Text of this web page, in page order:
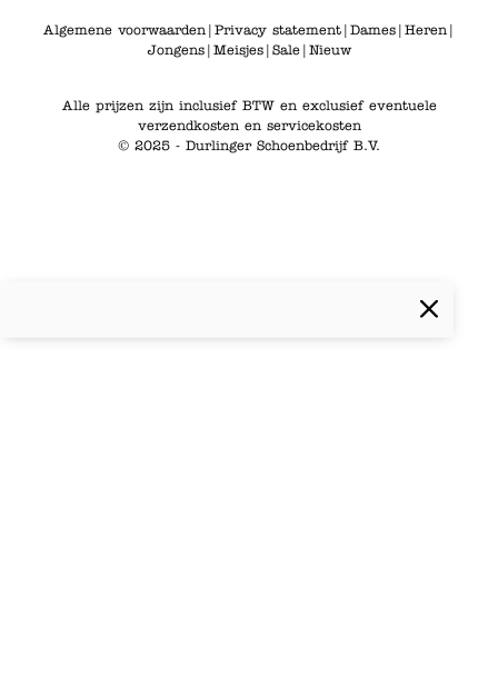
Algemene voorwaarden| Privacy statement| Dames| Heren|
Jongens| Meisjes| Sale| Nieuw
Alle prijzen zijn inclusief BTW en exclusief eventuele
verzendkosten en servicekosten
© 2025 - Durlinger Schoenbedrijf B.V.